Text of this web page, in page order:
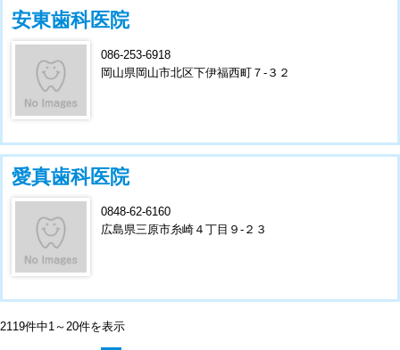
安東歯科医院
086-253-6918
岡山県岡山市北区下伊福西町７-３２
愛真歯科医院
0848-62-6160
広島県三原市糸崎４丁目９-２３
2119件中1～20件を表示